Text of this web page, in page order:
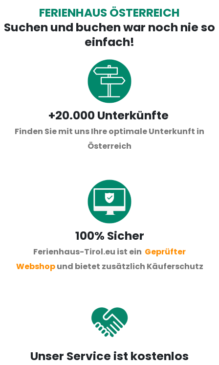
FERIENHAUS ÖSTERREICH
Suchen und buchen war noch nie so
einfach!
+20.000 Unterkünfte ​​​​​​​
Finden Sie mit uns Ihre optimale Unterkunft in
Österreich
100% Sicher
Ferienhaus-Tirol.eu ist ein Geprüfter
Webshopund bietet zusätzlich Käuferschutz
Unser Service ist kostenlos